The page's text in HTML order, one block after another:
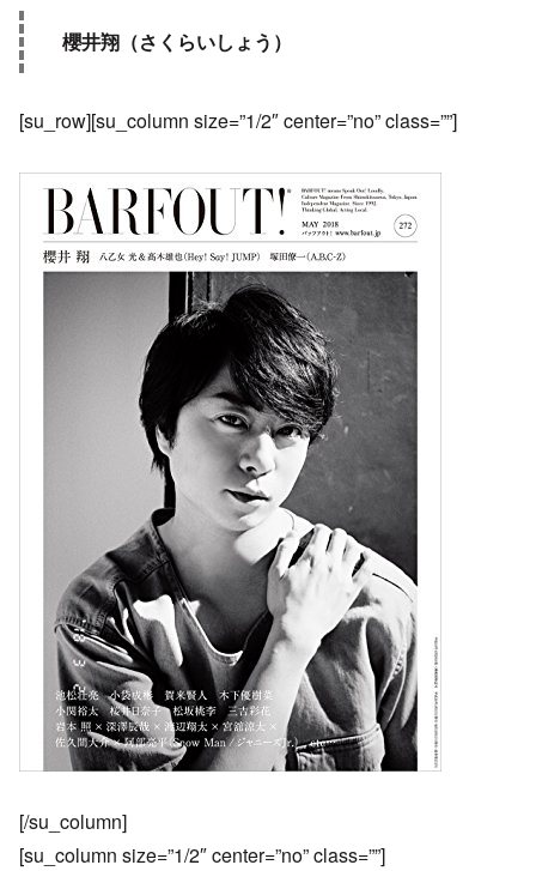
櫻井翔（さくらいしょう）
[su_row][su_column size=”1/2″ center=”no” class=””]
[/su_column]
[su_column size=”1/2″ center=”no” class=””]